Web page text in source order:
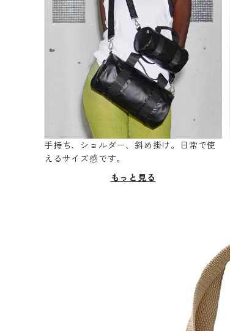
手持ち、ショルダー、斜め掛け。日常で使
えるサイズ感です。
もっと見る